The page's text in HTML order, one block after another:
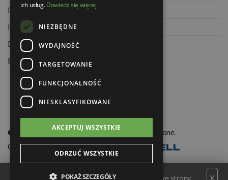
Dane kontaktowe
Informacje o firmie
Dla architektów
Blog
© Świat Łazienek XXI w. Wszelkie prawa zastrzeżone.
Oprogramowanie KQS.store:Realizacja
Serwis wykorzystuje pliki cookies. Korzystając ze strony X
ich usług.Dowiedz się więcej
NIEZBĘDNE
WYDAJNOŚĆ
TARGETOWANIE
FUNKCJONALNOŚĆ
NIESKLASYFIKOWANE
AKCEPTUJ WSZYSTKIE
ODRZUĆ WSZYSTKIE
POKAŻ SZCZEGÓŁY